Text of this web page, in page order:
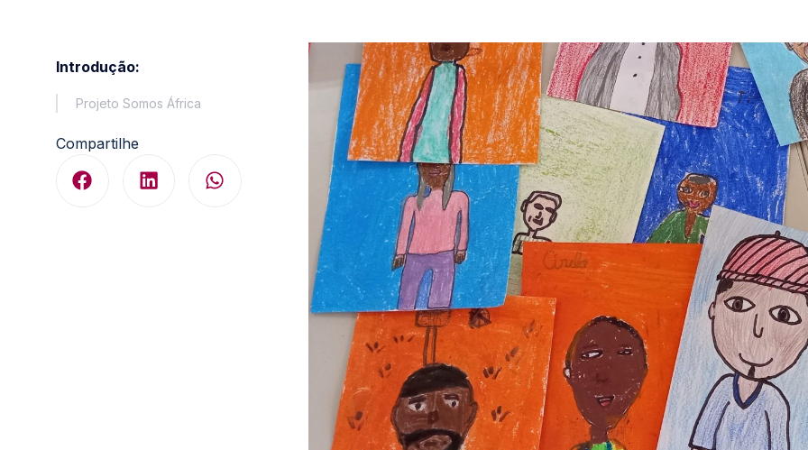
Introdução:
Projeto Somos África
Compartilhe